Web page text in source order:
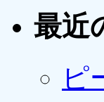
最近
ピ